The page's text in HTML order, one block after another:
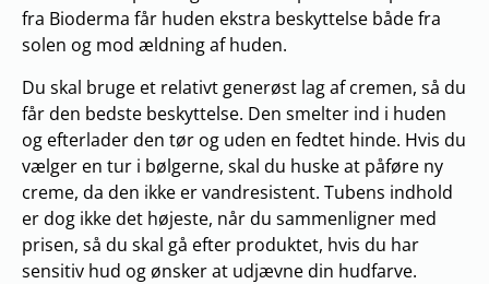
fra Bioderma får huden ekstra beskyttelse både fra
solen og mod ældning af huden.
Du skal bruge et relativt generøst lag af cremen, så du
får den bedste beskyttelse. Den smelter ind i huden
og efterlader den tør og uden en fedtet hinde. Hvis du
vælger en tur i bølgerne, skal du huske at påføre ny
creme, da den ikke er vandresistent. Tubens indhold
er dog ikke det højeste, når du sammenligner med
prisen, så du skal gå efter produktet, hvis du har
sensitiv hud og ønsker at udjævne din hudfarve.